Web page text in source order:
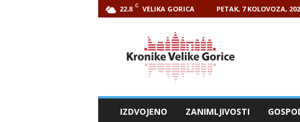
22.8 C VELIKA GORICA PETAK, 7 KOLOVOZA,
IZDVOJENO ZANIMLJIVOSTI